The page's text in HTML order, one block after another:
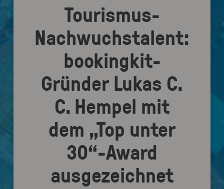
Tourismus-
Nachwuchstalent:
bookingkit-
Gründer Lukas C.
C. Hempel mit
dem „Top unter
30“-Award
ausgezeichnet